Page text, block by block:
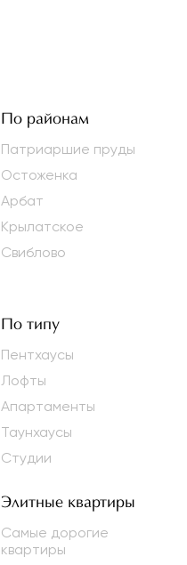
По районам
Патриаршие пруды
Остоженка
Арбат
Крылатское
Свиблово
По типу
Пентхаусы
Лофты
Апартаменты
Таунхаусы
Студии
Элитные квартиры
Самые дорогие
квартиры